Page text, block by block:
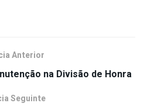
Anterior
na Divisão de Honra
Seguinte